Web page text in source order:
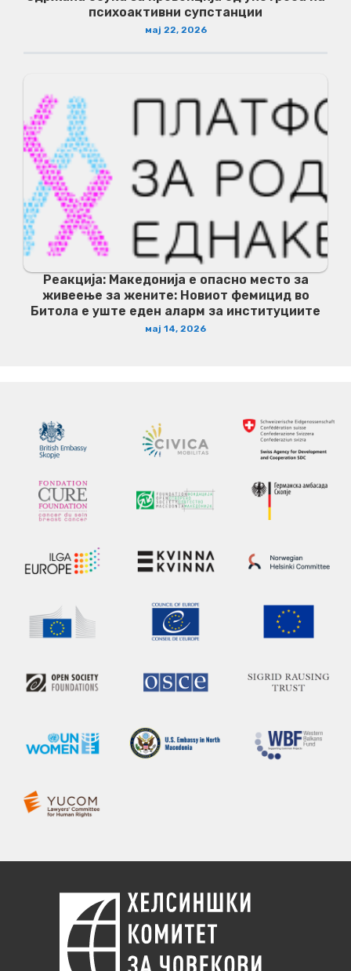
психоактивни супстанции
мај 22, 2026
Реакција: Македонија е опасно место за
живеење за жените: Новиот фемицид во
Битола е уште еден аларм за институциите
мај 14, 2026